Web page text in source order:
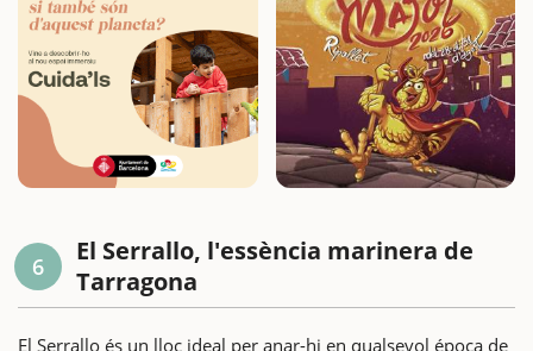
6
El Serrallo, l'essència marinera de
Tarragona
El Serrallo és un lloc ideal per anar-hi en qualsevol época de